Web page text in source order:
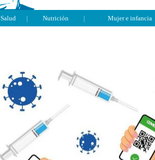
Salud | Nutrición | Mujer e infancia